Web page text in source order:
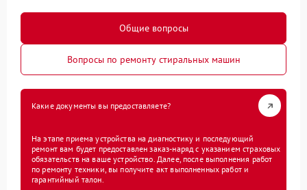
Общие вопросы
Вопросы по ремонту стиральных машин
Какие документы вы предоставляете?
На этапе приема устройства на диагностику и последующий
ремонт вам будет предоставлен заказ-наряд с указанием страховых
обязательств на ваше устройство. Далее, после выполнения работ
по ремонту техники, вы получите акт выполненных работ и
гарантийный талон.